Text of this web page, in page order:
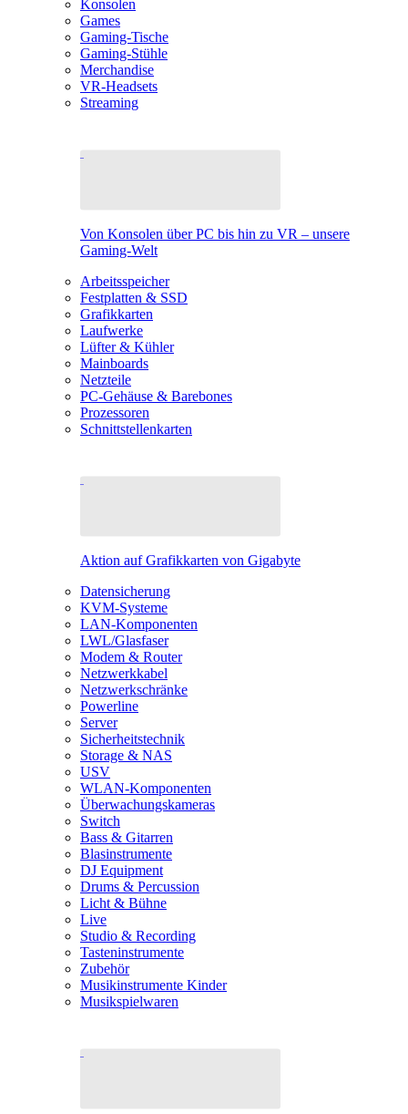
Konsolen
Games
Gaming-Tische
Gaming-Stühle
Merchandise
VR-Headsets
Streaming
Von Konsolen über PC bis hin zu VR – unsere
Gaming-Welt
Arbeitsspeicher
Festplatten & SSD
Grafikkarten
Laufwerke
Lüfter & Kühler
Mainboards
Netzteile
PC-Gehäuse & Barebones
Prozessoren
Schnittstellenkarten
Aktion auf Grafikkarten von Gigabyte
Datensicherung
KVM-Systeme
LAN-Komponenten
LWL/Glasfaser
Modem & Router
Netzwerkkabel
Netzwerkschränke
Powerline
Server
Sicherheitstechnik
Storage & NAS
USV
WLAN-Komponenten
Überwachungskameras
Switch
Bass & Gitarren
Blasinstrumente
DJ Equipment
Drums & Percussion
Licht & Bühne
Live
Studio & Recording
Tasteninstrumente
Zubehör
Musikinstrumente Kinder
Musikspielwaren